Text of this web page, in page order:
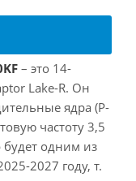
– это 14-
Lake-R. Он
ядра (P-
частоту 3,5
будет одним из
2027 году, т.